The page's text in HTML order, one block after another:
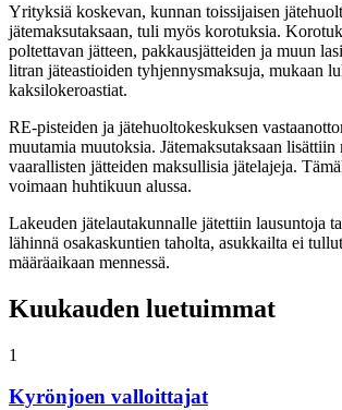
Yrityksiä koskevan, kunnan toissijaisen
jätemaksutaksaan, tuli myös korotuksia.
poltettavan jätteen, pakkausjätteiden ja muun
litran jäteastioiden tyhjennysmaksuja, mukaan
kaksilokeroastiat.
RE-pisteiden ja jätehuoltokeskuksen
muutamia muutoksia. Jätemaksutaksaan
vaarallisten jätteiden maksullisia jätelajeja.
voimaan huhtikuun alussa.
Lakeuden jätelautakunnalle jätettiin lausuntoja
lähinnä osakaskuntien taholta, asukkailta ei
määräaikaan mennessä.
Kuukauden luetuimmat
1
Kyrönjoen valloittajat